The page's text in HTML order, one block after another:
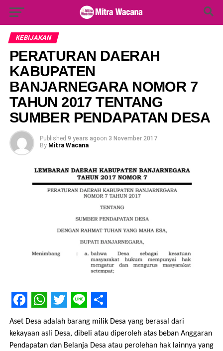
for:
KEBIJAKAN
PERATURAN DAERAH
KABUPATEN
BANJARNEGARA NOMOR 7
TAHUN 2017 TENTANG
SUMBER PENDAPATAN DESA
Published 9 years agoon 3 November 2017
By Mitra Wacana
Facebook
WhatsApp
Twitter
LineShare
Aset Desa adalah barang milik Desa yang berasal dari
kekayaan asli Desa, dibeli atau diperoleh atas beban Anggaran
Pendapatan dan Belanja Desa atau perolehan hak lainnya yang